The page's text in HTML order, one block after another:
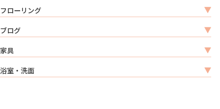
フローリング
ブログ
家具
浴室・洗面